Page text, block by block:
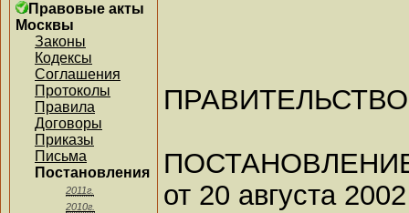
Правовые акты
Москвы
Законы
Кодексы
Соглашения
Протоколы
Правила
Договоры
Приказы
Письма
Постановления
2011г.
2010г.
от 20 августа